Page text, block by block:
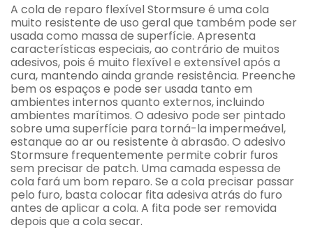
A cola de reparo flexível Stormsure é uma cola
muito resistente de uso geral que também pode ser
usada como massa de superfície. Apresenta
características especiais, ao contrário de muitos
adesivos, pois é muito flexível e extensível após a
cura, mantendo ainda grande resistência. Preenche
bem os espaços e pode ser usada tanto em
ambientes internos quanto externos, incluindo
ambientes marítimos. O adesivo pode ser pintado
sobre uma superfície para torná-la impermeável,
estanque ao ar ou resistente à abrasão. O adesivo
Stormsure frequentemente permite cobrir furos
sem precisar de patch. Uma camada espessa de
cola fará um bom reparo. Se a cola precisar passar
pelo furo, basta colocar fita adesiva atrás do furo
antes de aplicar a cola. A fita pode ser removida
depois que a cola secar.